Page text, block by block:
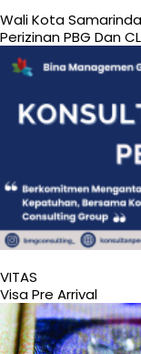
Wali Kota
Perizinan PBG Dan
VITAS
Visa Pre Arrival